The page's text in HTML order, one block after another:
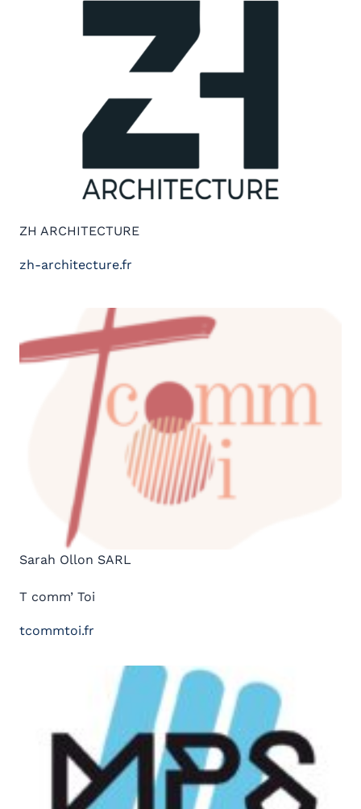
ZH ARCHITECTURE
zh-architecture.fr
Sarah Ollon SARL
T comm’ Toi
tcommtoi.fr